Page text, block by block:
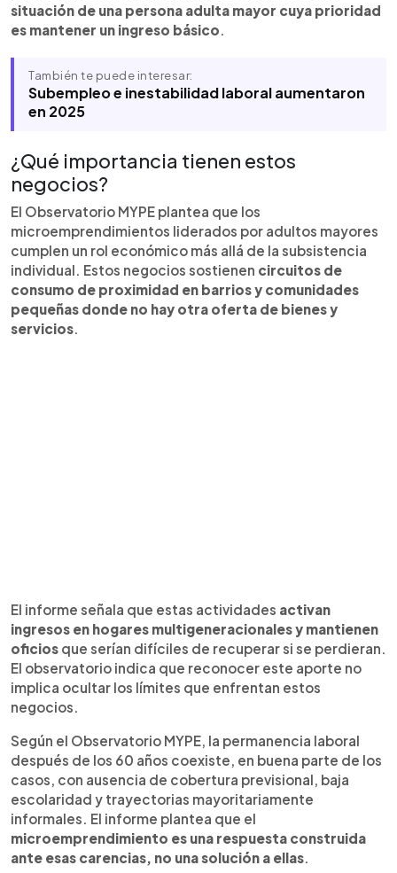
situación de una persona adulta mayor cuya prioridad
es mantener un ingreso básico.
También te puede interesar:
Subempleo e inestabilidad laboral aumentaron
en 2025
¿Qué importancia tienen estos
negocios?
El Observatorio MYPE plantea que los
microemprendimientos liderados por adultos mayores
cumplen un rol económico más allá de la subsistencia
individual. Estos negocios sostienen circuitos de
consumo de proximidad en barrios y comunidades
pequeñas donde no hay otra oferta de bienes y
servicios.
El informe señala que estas actividades activan
ingresos en hogares multigeneracionales y mantienen
oficios que serían difíciles de recuperar si se perdieran.
El observatorio indica que reconocer este aporte no
implica ocultar los límites que enfrentan estos
negocios.
Según el Observatorio MYPE, la permanencia laboral
después de los 60 años coexiste, en buena parte de los
casos, con ausencia de cobertura previsional, baja
escolaridad y trayectorias mayoritariamente
informales. El informe plantea que el
microemprendimiento es una respuesta construida
ante esas carencias, no una solución a ellas.